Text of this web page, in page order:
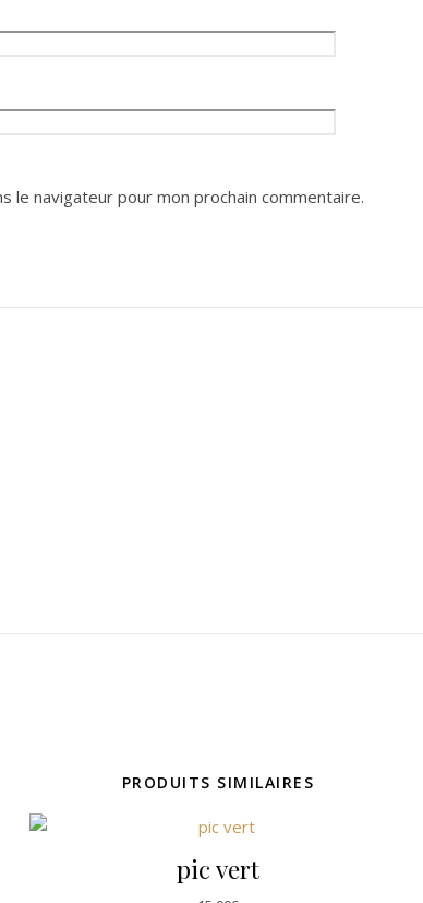
le navigateur pour mon prochain commentaire.
PRODUITS SIMILAIRES
pic vert